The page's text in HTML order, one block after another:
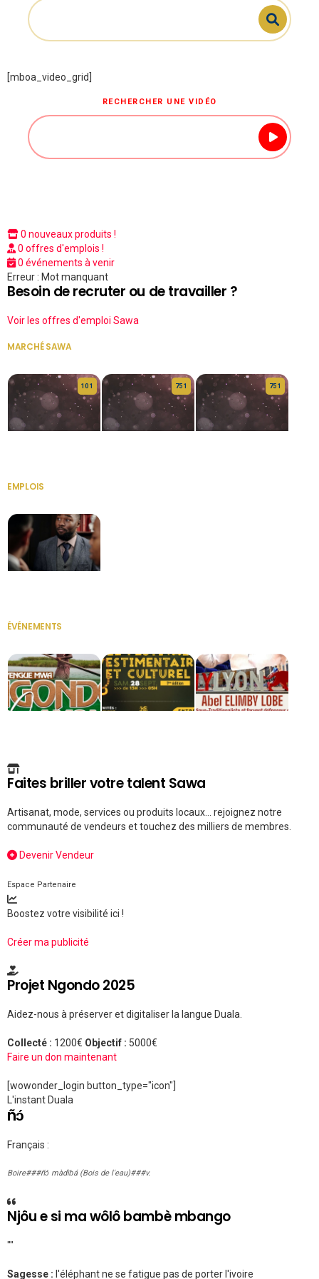
[mboa_video_grid]
RECHERCHER UNE VIDÉO
0 nouveaux produits !
0 offres d'emplois !
0 événements à venir
Erreur : Mot manquant
Besoin de recruter ou de travailler ?
Voir les offres d'emploi Sawa
MARCHÉ SAWA
10 1 75 1 75 1
EMPLOIS
ÉVÉNEMENTS
Faites briller votre talent Sawa
Artisanat, mode, services ou produits locaux... rejoignez notre
communauté de vendeurs et touchez des milliers de membres.
Devenir Vendeur
Espace Partenaire
Boostez votre visibilité ici !
Créer ma publicité
Projet Ngondo 2025
Aidez-nous à préserver et digitaliser la langue Duala.
Collecté : 1200€ Objectif : 5000€
Faire un don maintenant
[wowonder_login button_type="icon"]
L'instant Duala
ñɔ́
Français :
Boire###ñɔ́ màdìɓá (Bois de l'eau)###v.
Njôu e si ma wôlô bambè mbango
""
Sagesse : l'éléphant ne se fatigue pas de porter l'ivoire